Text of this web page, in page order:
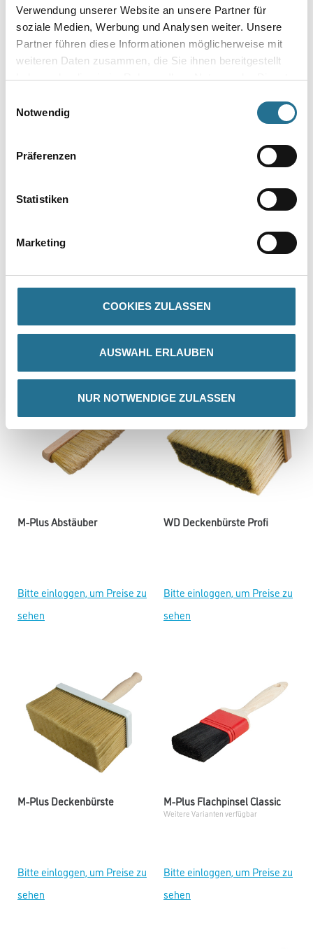
Verwendung unserer Website an unsere Partner für
soziale Medien, Werbung und Analysen weiter. Unsere
Partner führen diese Informationen möglicherweise mit
weiteren Daten zusammen, die Sie ihnen bereitgestellt
haben oder die sie im Rahmen Ihrer Nutzung der Dienste
Notwendig
Präferenzen
Statistiken
Marketing
COOKIES ZULASSEN
AUSWAHL ERLAUBEN
NUR NOTWENDIGE ZULASSEN
Bitte einloggen, um Preise zu
sehen
Bitte einloggen, um Preise zu
sehen
M-Plus Eco Heizkörperpinsel
Bitte einloggen, um Preise zu
sehen
Fassadenstreichbürste oval
Bitte einloggen, um Preise zu
sehen
M-Plus Abstäuber
Bitte einloggen, um Preise zu
sehen
WD Deckenbürste Profi
Bitte einloggen, um Preise zu
sehen
M-Plus Deckenbürste
Bitte einloggen, um Preise zu
sehen
M-Plus Flachpinsel Classic
Weitere Varianten verfügbar
Bitte einloggen, um Preise zu
sehen